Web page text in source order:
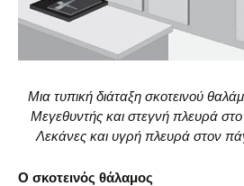
Μια τυπική διάταξη σκοτεινού
Μεγεθυντής και στεγνή πλευρά στο
Λεκάνες και υγρή πλευρά στον
Ο σκοτεινός θάλαμος